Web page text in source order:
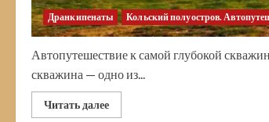
Дранкипенаты Кольский полуостров.
Автопутешествие к самой глубокой
скважина — одно из...
Читать далееПрочитать
больше